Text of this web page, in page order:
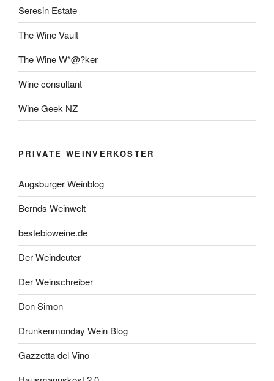
Seresin Estate
The Wine Vault
The Wine W*@?ker
Wine consultant
Wine Geek NZ
PRIVATE WEINVERKOSTER
Augsburger Weinblog
Bernds Weinwelt
bestebioweine.de
Der Weindeuter
Der Weinschreiber
Don Simon
Drunkenmonday Wein Blog
Gazzetta del Vino